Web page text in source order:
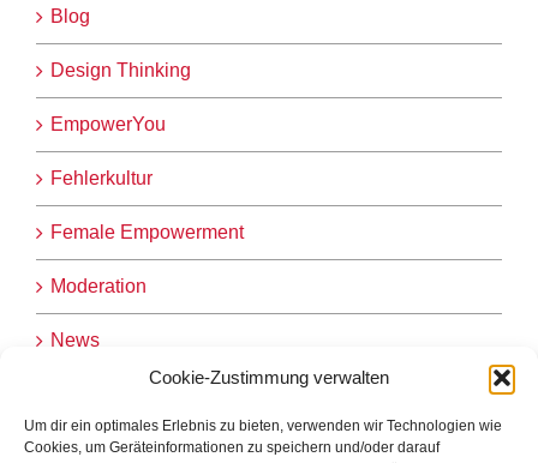
Cookie-Zustimmung verwalten
Um dir ein optimales Erlebnis zu bieten, verwenden wir Technologien wie
Cookies, um Geräteinformationen zu speichern und/oder darauf
Blog
Design Thinking
EmpowerYou
Fehlerkultur
Female Empowerment
Moderation
News
Nordstern-Workshop